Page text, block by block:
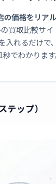
の価格をリア
買取比較サイ
入れるだけで
でわかります
テップ）